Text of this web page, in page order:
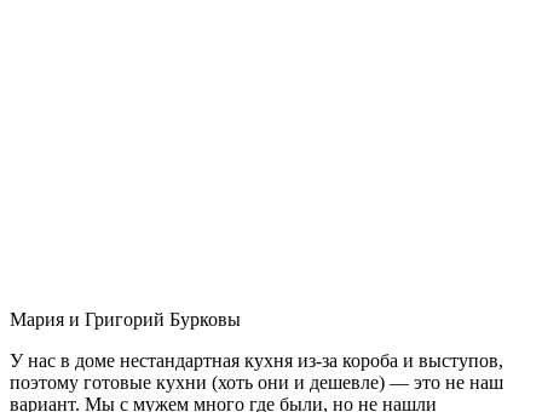
Мария и Григорий Бурковы
У нас в доме нестандартная кухня из-за короба и выступов,
поэтому готовые кухни (хоть они и дешевле) — это не наш
вариант. Мы с мужем много где были, но не нашли